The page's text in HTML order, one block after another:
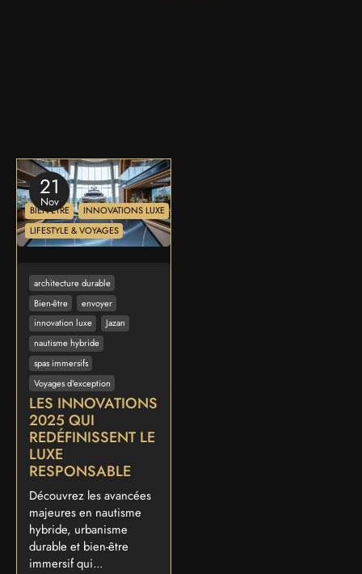
21
Nov
BIEN-ÊTRE
INNOVATIONS LUXE
LIFESTYLE & VOYAGES
architecture durable
Bien-être
envoyer
innovation luxe
Jazan
nautisme hybride
spas immersifs
Voyages d'exception
LES INNOVATIONS
2025 QUI
REDÉFINISSENT LE
LUXE
RESPONSABLE
Découvrez les avancées
majeures en nautisme
hybride, urbanisme
durable et bien-être
immersif qui...